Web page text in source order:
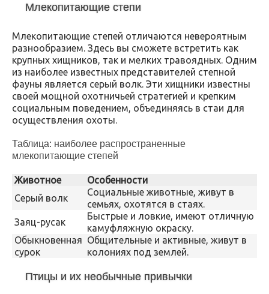
Млекопитающие степи
Млекопитающие степей отличаются невероятным
разнообразием. Здесь вы сможете встретить как
крупных хищников, так и мелких травоядных. Одним
из наиболее известных представителей степной
фауны является серый волк. Эти хищники известны
своей мощной охотничьей стратегией и крепким
социальным поведением, объединяясь в стаи для
осуществления охоты.
Таблица: наиболее распространенные
млекопитающие степей
Животное
Особенности
Серый волк
Социальные животные, живут в
семьях, охотятся в стаях.
Заяц-русак
Быстрые и ловкие, имеют отличную
камуфляжную окраску.
Обыкновенная
сурок
Общительные и активные, живут в
колониях под землей.
Птицы и их необычные привычки